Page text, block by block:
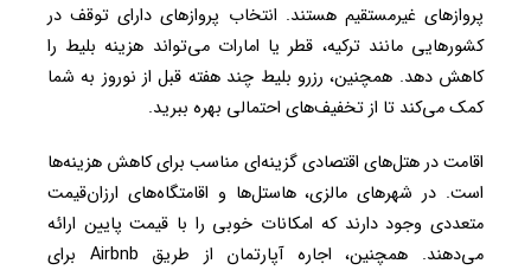
پروازهای غیرمستقیم هستند. انتخاب پروازهای دارای توقف در
کشورهایی مانند ترکیه، قطر یا امارات می‌تواند هزینه بلیط را
کاهش دهد. همچنین، رزرو بلیط چند هفته قبل از نوروز به شما
کمک می‌کند تا از تخفیف‌های احتمالی بهره ببرید.
اقامت در هتل‌های اقتصادی گزینه‌ای مناسب برای کاهش هزینه‌ها
است. در شهرهای مالزی، هاستل‌ها و اقامتگاه‌های ارزان‌قیمت
متعددی وجود دارند که امکانات خوبی را با قیمت پایین ارائه
می‌دهند. همچنین، اجاره آپارتمان از طریق Airbnb برای